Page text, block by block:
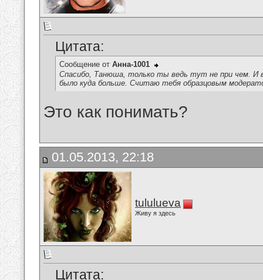
Цитата:
Сообщение от Анна-1001
Спасибо, Танюша, только ты ведь тут не при чем. И
было куда больше. Считаю тебя образцовым
Это как понимать?
01.05.2013, 22:18
tululueva
Живу я здесь
Цитата: